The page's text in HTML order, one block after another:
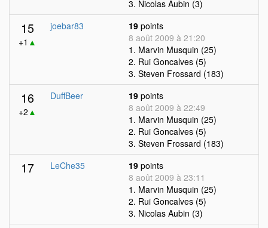
3. Nicolas Aubin (3)
15
+1 ▲
joebar83 19 points
8 août 2009 à 21:20
1. Marvin Musquin (25)
2. Rui Goncalves (5)
3. Steven Frossard (183)
16
+2 ▲
DuffBeer 19 points
8 août 2009 à 22:49
1. Marvin Musquin (25)
2. Rui Goncalves (5)
3. Steven Frossard (183)
17 LeChe35 19 points
8 août 2009 à 23:11
1. Marvin Musquin (25)
2. Rui Goncalves (5)
3. Nicolas Aubin (3)